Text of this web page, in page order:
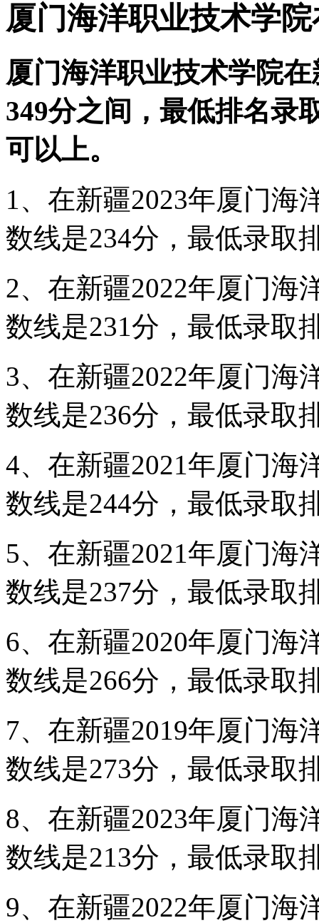
厦门海洋职业技术学
厦门海洋职业技术学院
349分之间，最低排名录
可以上。
1、在新疆2023年厦门海
数线是234分，最低录取
2、在新疆2022年厦门海
数线是231分，最低录取
3、在新疆2022年厦门海
数线是236分，最低录取
4、在新疆2021年厦门海
数线是244分，最低录取
5、在新疆2021年厦门海
数线是237分，最低录取
6、在新疆2020年厦门海
数线是266分，最低录取
7、在新疆2019年厦门海
数线是273分，最低录取
8、在新疆2023年厦门海
数线是213分，最低录取
9、在新疆2022年厦门海